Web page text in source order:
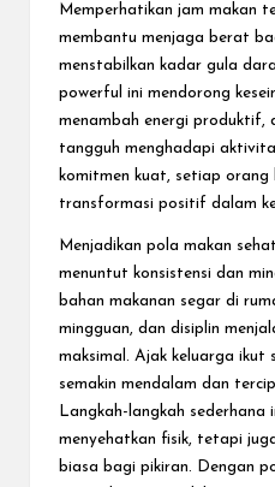
Memperhatikan jam makan
membantu menjaga berat
menstabilkan kadar gula
powerful ini mendorong
menambah energi produktif,
tangguh menghadapi
komitmen kuat, setiap orang
transformasi positif dalam
Menjadikan pola makan
menuntut konsistensi dan
bahan makanan segar di
mingguan, dan disiplin
maksimal. Ajak keluarga ikut
semakin mendalam dan
Langkah-langkah sederhana
menyehatkan fisik, tetapi
biasa bagi pikiran. Dengan